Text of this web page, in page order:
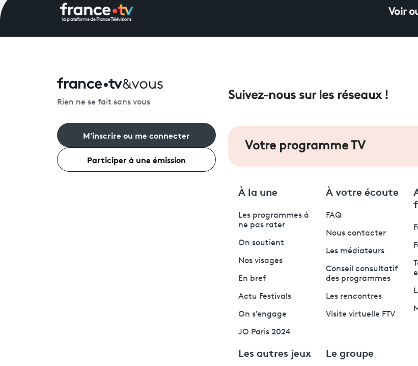
Voir
Rien ne se fait sans vous
M'inscrire ou me connecter
Participer à une émission
Suivez-nous sur les réseaux !
Votre programme TV
À la une
Les programmes à
ne pas rater
On soutient
Nos visages
En bref
Actu Festivals
On s'engage
JO Paris 2024
À votre écoute
FAQ
Nous contacter
Les médiateurs
Conseil consultatif
des programmes
Les rencontres
Visite virtuelle FTV
Les autres jeux Le groupe